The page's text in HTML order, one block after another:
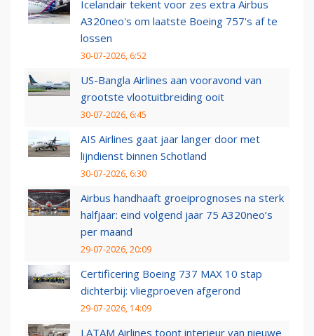
Icelandair tekent voor zes extra Airbus
A320neo's om laatste Boeing 757's af te
lossen
30-07-2026, 6:52
US-Bangla Airlines aan vooravond van
grootste vlootuitbreiding ooit
30-07-2026, 6:45
AIS Airlines gaat jaar langer door met
lijndienst binnen Schotland
30-07-2026, 6:30
Airbus handhaaft groeiprognoses na sterk
halfjaar: eind volgend jaar 75 A320neo’s
per maand
29-07-2026, 20:09
Certificering Boeing 737 MAX 10 stap
dichterbij: vliegproeven afgerond
29-07-2026, 14:09
LATAM Airlines toont interieur van nieuwe